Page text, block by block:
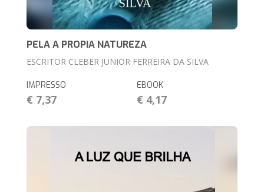
PELA A PROPIA NATUREZA
ESCRITOR CLEBER JUNIOR FERREIRA DA SILVA
IMPRESSO
€ 7,37
EBOOK
€ 4,17